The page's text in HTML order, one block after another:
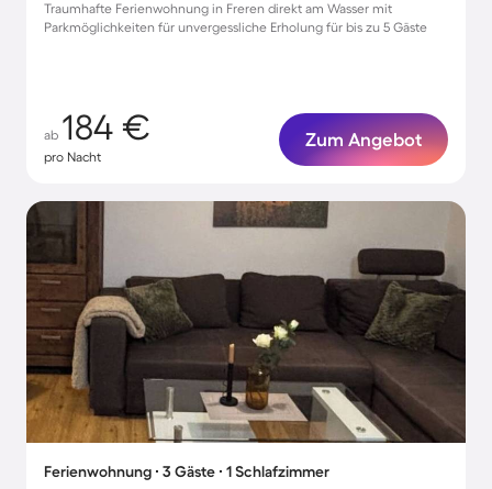
Traumhafte Ferienwohnung in Freren direkt am Wasser mit
Parkmöglichkeiten für unvergessliche Erholung für bis zu 5 Gäste
ab 184 €
pro Nacht
Zum Angebot
Ferienwohnung ∙ 3 Gäste ∙ 1 Schlafzimmer